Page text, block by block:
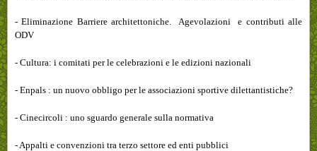
- Eliminazione Barriere architettoniche. Agevolazioni e contributi alle
ODV
- Cultura: i comitati per le celebrazioni e le edizioni nazionali
- Enpals : un nuovo obbligo per le associazioni sportive dilettantistiche?
- Cinecircoli : uno sguardo generale sulla normativa
- Appalti e convenzioni tra terzo settore ed enti pubblici